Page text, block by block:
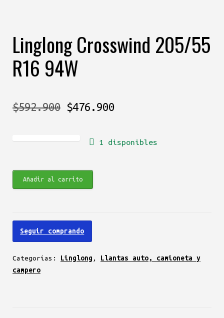
Linglong Crosswind 205/55
R16 94W
$592.900 El
original
$592.900.
$476.900El
actual
1 disponibles
Linglong
Crosswind
R16
94W
Añadir al carrito
Seguir comprando
Categorías: Linglong , Llantas auto, camioneta y
campero